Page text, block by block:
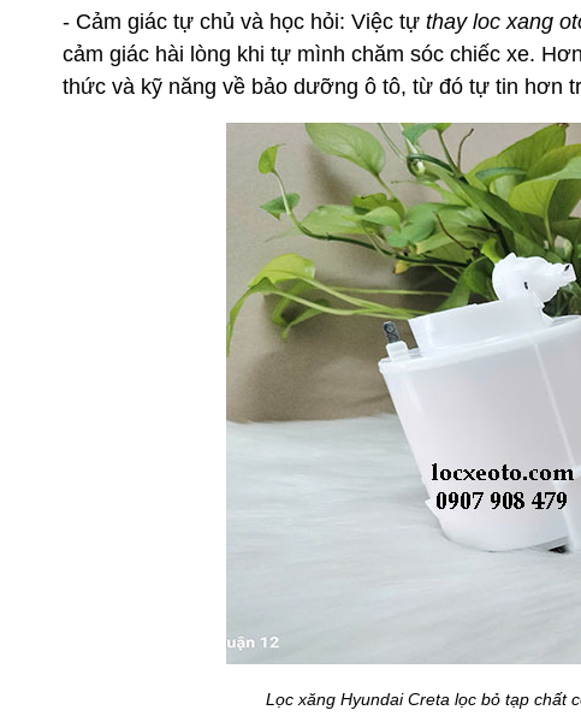
- Cảm giác tự chủ và học hỏi: Việc tự thay loc xang
cảm giác hài lòng khi tự mình chăm sóc chiếc xe.
thức và kỹ năng về bảo dưỡng ô tô, từ đó tự tin hơn
Lọc xăng Hyundai Creta lọc bỏ tạp chất